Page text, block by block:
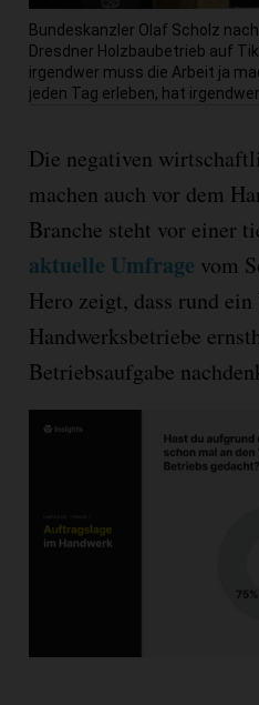
Bundeskanzler Olaf Scholz
Dresdner Holzbaubetrieb auf
irgendwer muss die Arbeit ja
jeden Tag erleben, hat
Die negativen
machen auch vor dem
Branche steht vor einer
aktuelle Umfrage vom
Hero zeigt, dass rund
Handwerksbetriebe
Betriebsaufgabe